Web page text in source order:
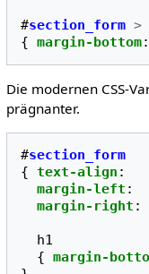
#section_form >
{ margin-bottom:
Die modernen CSS-
prägnanter.
#section_form
{ text-align :
margin-left :
margin-right :
h1
{ margin-